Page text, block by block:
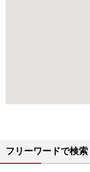
フリーワードで検索